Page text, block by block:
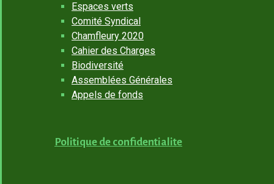
Espaces verts
Comité Syndical
Chamfleury 2020
Cahier des Charges
Biodiversité
Assemblées Générales
Appels de fonds
Politique de confidentialite